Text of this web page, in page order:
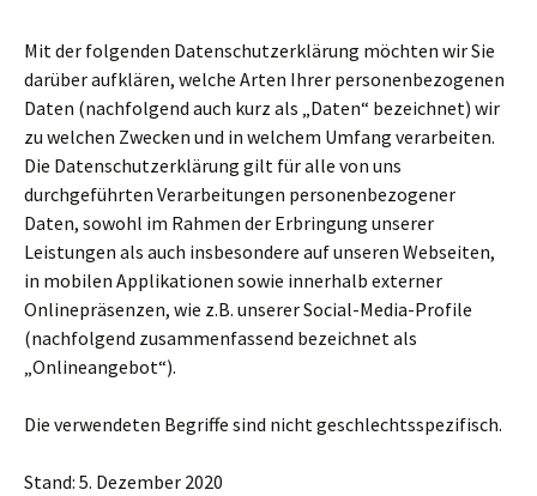
Mit der folgenden Datenschutzerklärung möchten wir Sie
darüber aufklären, welche Arten Ihrer personenbezogenen
Daten (nachfolgend auch kurz als „Daten“ bezeichnet) wir
zu welchen Zwecken und in welchem Umfang verarbeiten.
Die Datenschutzerklärung gilt für alle von uns
durchgeführten Verarbeitungen personenbezogener
Daten, sowohl im Rahmen der Erbringung unserer
Leistungen als auch insbesondere auf unseren Webseiten,
in mobilen Applikationen sowie innerhalb externer
Onlinepräsenzen, wie z.B. unserer Social-Media-Profile
(nachfolgend zusammenfassend bezeichnet als
„Onlineangebot“).
Die verwendeten Begriffe sind nicht geschlechtsspezifisch.
Stand: 5. Dezember 2020